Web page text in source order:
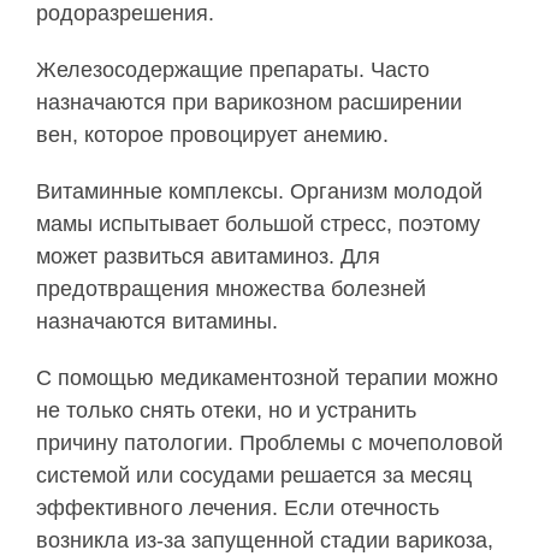
родоразрешения.
Железосодержащие препараты. Часто
назначаются при варикозном расширении
вен, которое провоцирует анемию.
Витаминные комплексы. Организм молодой
мамы испытывает большой стресс, поэтому
может развиться авитаминоз. Для
предотвращения множества болезней
назначаются витамины.
С помощью медикаментозной терапии можно
не только снять отеки, но и устранить
причину патологии. Проблемы с мочеполовой
системой или сосудами решается за месяц
эффективного лечения. Если отечность
возникла из-за запущенной стадии варикоза,